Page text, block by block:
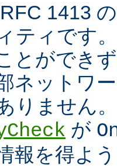
1413
ティです
とができ
ネットワ
りません
が
報を得よ